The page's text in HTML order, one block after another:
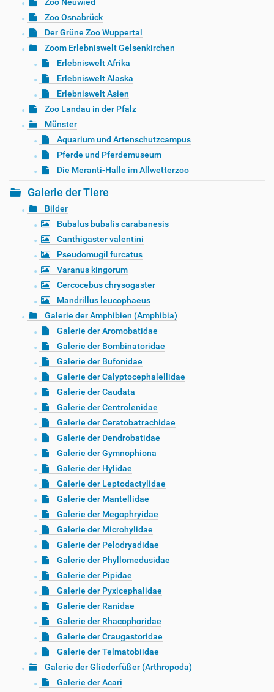
Zoo Neuwied
Zoo Osnabrück
Der Grüne Zoo Wuppertal
Zoom Erlebniswelt Gelsenkirchen
Erlebniswelt Afrika
Erlebniswelt Alaska
Erlebniswelt Asien
Zoo Landau in der Pfalz
Münster
Aquarium und Artenschutzcampus
Pferde und Pferdemuseum
Die Meranti-Halle im Allwetterzoo
Galerie der Tiere
Bilder
Bubalus bubalis carabanesis
Canthigaster valentini
Pseudomugil furcatus
Varanus kingorum
Cercocebus chrysogaster
Mandrillus leucophaeus
Galerie der Amphibien (Amphibia)
Galerie der Aromobatidae
Galerie der Bombinatoridae
Galerie der Bufonidae
Galerie der Calyptocephalellidae
Galerie der Caudata
Galerie der Centrolenidae
Galerie der Ceratobatrachidae
Galerie der Dendrobatidae
Galerie der Gymnophiona
Galerie der Hylidae
Galerie der Leptodactylidae
Galerie der Mantellidae
Galerie der Megophryidae
Galerie der Microhylidae
Galerie der Pelodryadidae
Galerie der Phyllomedusidae
Galerie der Pipidae
Galerie der Pyxicephalidae
Galerie der Ranidae
Galerie der Rhacophoridae
Galerie der Craugastoridae
Galerie der Telmatobiidae
Galerie der Gliederfüßer (Arthropoda)
Galerie der Acari